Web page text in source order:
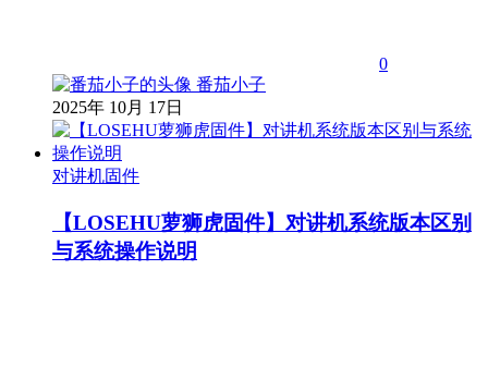
0
番茄小子
2025年 10月 17日
对讲机固件
【LOSEHU萝狮虎固件】对讲机系统版本区别
与系统操作说明